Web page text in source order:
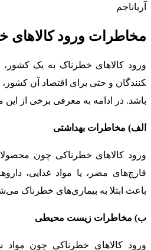
مخاطرات ورود کالاهای
کنندگان و حتی برای اقتصاد آن کشور،
باشد. در ادامه به معرفی برخی از
الف) مخاطرات بهداشتی
ورود کالاهای خطرناکی چون
قارچ‌های مضر، یا مواد غذایی،
باعث ابتلا به بیماری‌های خطرناک
ب) مخاطرات زیست محیطی
ورود کالاهای خطرناکی چون مواد